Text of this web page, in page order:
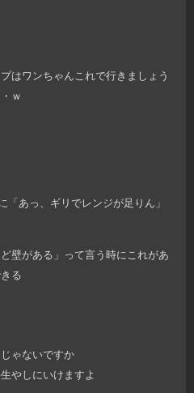
はワンちゃんこれで行きましょう
ｗ
「あっ、ギリでレンジが足りん」
壁がある」って言う時にこれがあ
る
ゃないですか
やしにいけますよ